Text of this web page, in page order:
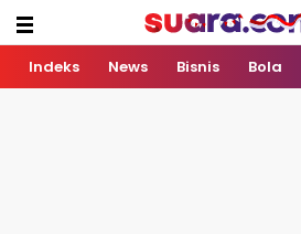
Indeks News Bisnis Bola